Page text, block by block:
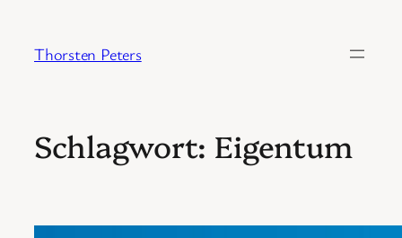
springen
Thorsten Peters
Schlagwort: Eigentum